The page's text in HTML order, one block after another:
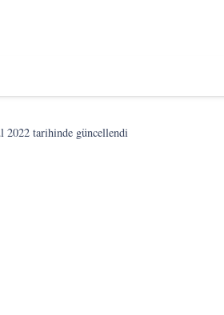
2022 tarihinde güncellendi